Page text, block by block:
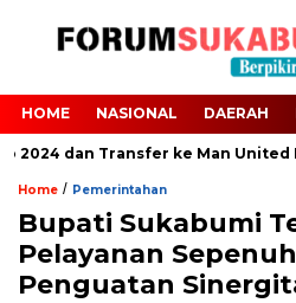
HOME NASIONAL DAERAH
dan Transfer ke Man United
Home / Pemerintahan
Bupati Sukabumi
Pelayanan
Penguatan